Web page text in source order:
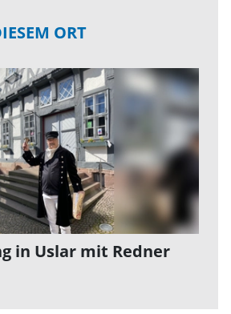
ORT
in Uslar mit Redner